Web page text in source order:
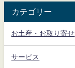
カテゴリー
お土産・お取り寄せ
サービス